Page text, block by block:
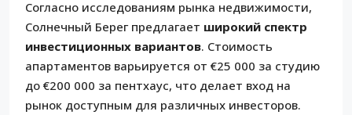
Согласно исследованиям рынка недвижимости,
Солнечный Берег предлагает широкий спектр
инвестиционных вариантов. Стоимость
апартаментов варьируется от €25 000 за студию
до €200 000 за пентхаус, что делает вход на
рынок доступным для различных инвесторов.